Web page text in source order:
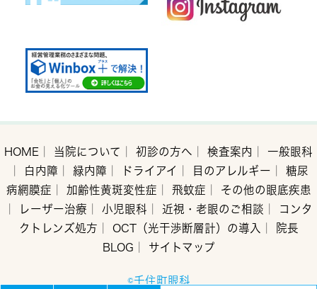
HOME 当院について 初診の方へ 検査案内
一般眼科
白内障 緑内障 ドライアイ 目のアレルギー
糖尿
病網膜症
加齢性黄斑変性症 飛蚊症
その他の眼底疾患
レーザー治療 小児眼科 近視・老眼のご相談
コンタ
クトレンズ処方
OCT（光干渉断層計）の導入
院長
BLOG
サイトマップ
©千住町眼科